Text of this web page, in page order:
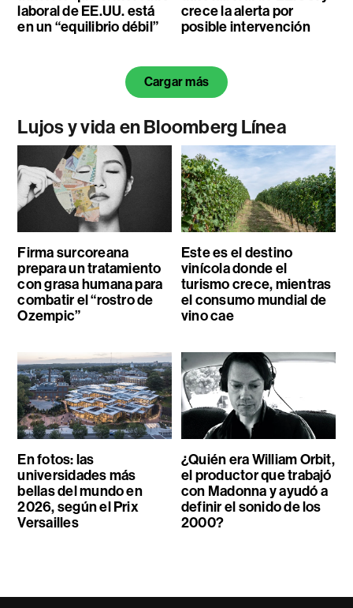
laboral de EE.UU. está
en un “equilibrio débil”
crece la alerta por
posible intervención
Cargar más
Lujos y vida en Bloomberg Línea
Firma surcoreana
prepara un tratamiento
con grasa humana para
combatir el “rostro de
Ozempic”
Este es el destino
vinícola donde el
turismo crece, mientras
el consumo mundial de
vino cae
En fotos: las
universidades más
bellas del mundo en
2026, según el Prix
Versailles
¿Quién era William Orbit,
el productor que trabajó
con Madonna y ayudó a
definir el sonido de los
2000?